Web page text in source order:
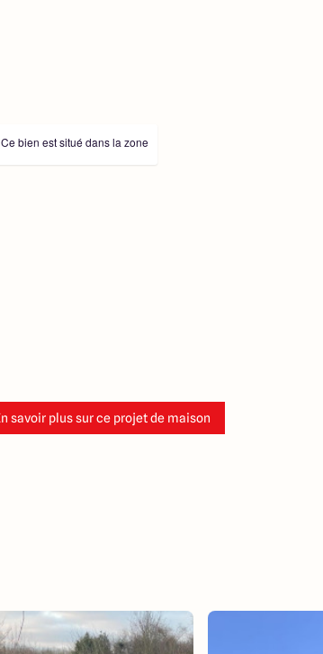
savoir plus sur ce projet de maison
Ce bien est situé dans la zone